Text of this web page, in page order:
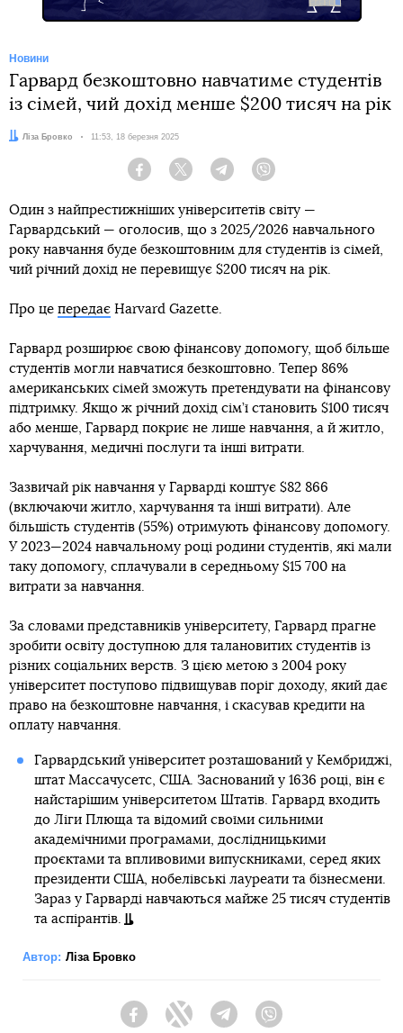
Новини
Гарвард безкоштовно навчатиме студентів
із сімей, чий дохід менше $200 тисяч на рік
Автор:
Ліза Бровко Дата:
11:53, 18 березня 2025
Facebook Twitter Telegram
Один з найпрестижніших університетів світу —
Гарвардський — оголосив, що з 2025/2026 навчального
року навчання буде безкоштовним для студентів із сімей,
чий річний дохід не перевищує $200 тисяч на рік.
Про це передає Harvard Gazette.
Гарвард розширює свою фінансову допомогу, щоб більше
студентів могли навчатися безкоштовно. Тепер 86%
американських сімей зможуть претендувати на фінансову
підтримку. Якщо ж річний дохід сім’ї становить $100 тисяч
або менше, Гарвард покриє не лише навчання, а й житло,
харчування, медичні послуги та інші витрати.
Зазвичай рік навчання у Гарварді коштує $82 866
(включаючи житло, харчування та інші витрати). Але
більшість студентів (55%) отримують фінансову допомогу.
У 2023—2024 навчальному році родини студентів, які мали
таку допомогу, сплачували в середньому $15 700 на
витрати за навчання.
За словами представників університету, Гарвард прагне
зробити освіту доступною для талановитих студентів із
різних соціальних верств. З цією метою з 2004 року
університет поступово підвищував поріг доходу, який дає
право на безкоштовне навчання, і скасував кредити на
оплату навчання.
Гарвардський університет розташований у Кембриджі,
штат Массачусетс, США. Заснований у 1636 році, він є
найстарішим університетом Штатів. Гарвард входить
до Ліги Плюща та відомий своїми сильними
академічними програмами, дослідницькими
проєктами та впливовими випускниками, серед яких
президенти США, нобелівські лауреати та бізнесмени.
Зараз у Гарварді навчаються майже 25 тисяч студентів
та аспірантів.
Автор: Ліза Бровко
FacebookTwitter Telegram